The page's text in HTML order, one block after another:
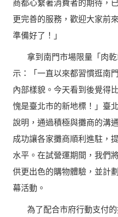
商都心繫著消費者的期待，
更完善的服務，歡迎大家前
準備好了！」
拿到南門市場限量「肉乾
示：「一直以來都習慣逛南
內部樣貌。今天看到後覺得
愧是臺北市的新地標！」臺
說明，通過積極與攤商的溝
成功讓各家攤商順利進駐，
水平。在試營運期間，我們
供更出色的購物體驗，並計
幕活動。
為了配合市府行動支付的